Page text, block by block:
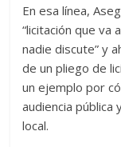
En esa línea,
“licitación que va
nadie discute” y
de un pliego de
un ejemplo por
audiencia
local.